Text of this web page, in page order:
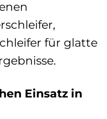
für glatte
Einsatz in